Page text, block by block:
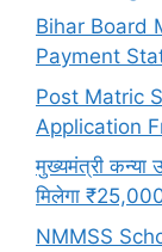
Bihar Board
Payment
Post Matric
Application
मुख्यमंत्री कन्या
मिलेगा ₹25,000
NMMSS